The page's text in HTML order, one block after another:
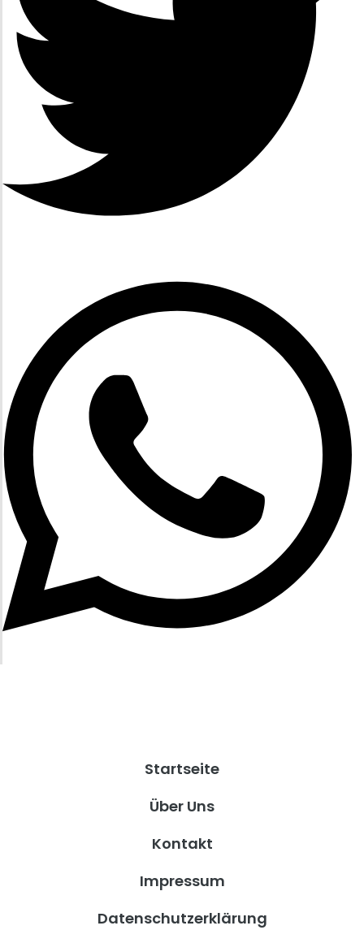
Startseite
Über Uns
Kontakt
Impressum
Datenschutzerklärung